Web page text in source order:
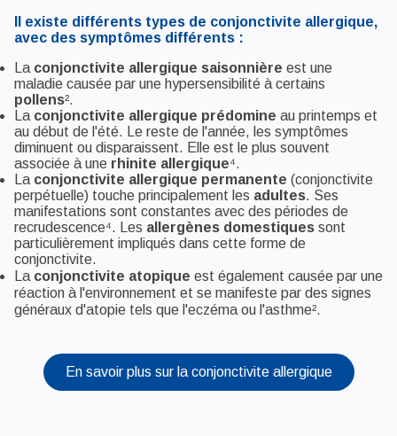
Il existe différents types de conjonctivite allergique,
avec des symptômes différents :
La conjonctivite allergique saisonnière est une
maladie causée par une hypersensibilité à certains
pollens².
La conjonctivite allergique prédomine au printemps et
au début de l'été. Le reste de l'année, les symptômes
diminuent ou disparaissent. Elle est le plus souvent
associée à une rhinite allergique⁴.
La conjonctivite allergique permanente (conjonctivite
perpétuelle) touche principalement les adultes. Ses
manifestations sont constantes avec des périodes de
recrudescence⁴. Les allergènes domestiques sont
particulièrement impliqués dans cette forme de
conjonctivite.
La conjonctivite atopique est également causée par une
réaction à l'environnement et se manifeste par des signes
généraux d'atopie tels que l'eczéma ou l'asthme².
En savoir plus sur la conjonctivite allergique